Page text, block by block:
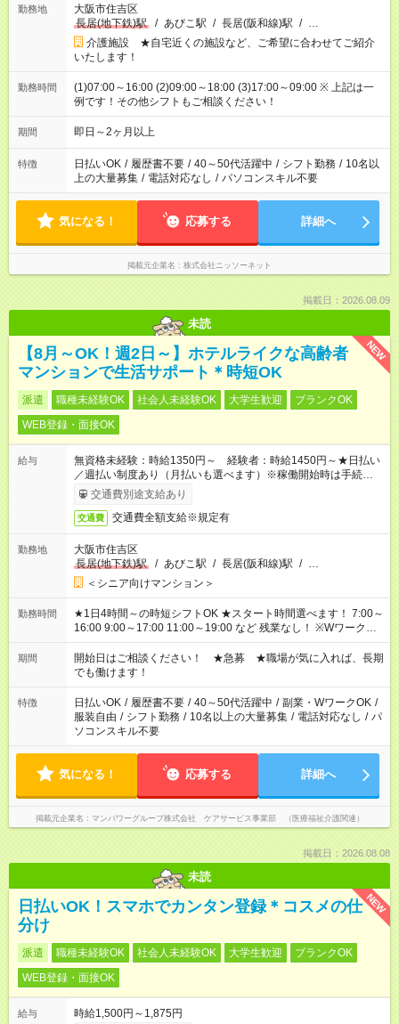
勤務地
大阪市住吉区
長居(地下鉄)駅
/ あびこ駅 / 長居(阪和線)駅 / …
介護施設 ★自宅近くの施設など、ご希望に合わせてご紹介
いたします！
勤務時間
(1)07:00～16:00 (2)09:00～18:00 (3)17:00～09:00 ※ 上記は一
例です！その他シフトもご相談ください！
期間 即日～2ヶ月以上
特徴 日払いOK / 履歴書不要 / 40～50代活躍中 / シフト勤務 / 10名以
上の大量募集 / 電話対応なし / パソコンスキル不要
気になる！ 応募する 詳細へ
掲載元企業名 株式会社ニッソーネット
掲載日：2026.08.09
未読
NEW
【8月～OK！週2日～】ホテルライクな高齢者
マンションで生活サポート＊時短OK
派遣 職種未経験OK 社会人未経験OK 大学生歓迎
ブランクOK
WEB登録・面接OK
給与
無資格未経験：時給1350円～ 経験者：時給1450円～★日払い
／週払い制度あり（月払いも選べます）※稼働開始時は手続き完
了次第のお支払いとなります。
交通費別途支給あり
交通費 交通費全額支給※規定有
勤務地
大阪市住吉区
長居(地下鉄)駅
/ あびこ駅 / 長居(阪和線)駅 / …
＜シニア向けマンション＞
勤務時間
★1日4時間～の時短シフトOK ★スタート時間選べます！ 7:00～
16:00 9:00～17:00 11:00～19:00 など 残業なし！ ※Wワークの
場合、他のお仕事と合わせ週40時間超の就業はご案内できませ
ん ※法令に基づき、週20時間以上勤務は社会保険への加入対象
となります ※労働者派遣法（日雇い派遣の原則禁止）により、
短時間・短期間の就業はご案内が難しい場合があります
期間
開始日はご相談ください！ ★急募 ★職場が気に入れば、長期
でも働けます！
特徴 日払いOK / 履歴書不要 / 40～50代活躍中 / 副業・WワークOK /
服装自由 / シフト勤務 / 10名以上の大量募集 / 電話対応なし / パ
ソコンスキル不要
気になる！ 応募する 詳細へ
掲載元企業名 マンパワーグループ株式会社 ケアサービス事業部 （医療福祉介護関連）
掲載日：2026.08.08
未読
NEW
日払いOK！スマホでカンタン登録＊コスメの仕
分け
派遣 職種未経験OK 社会人未経験OK 大学生歓迎
ブランクOK
WEB登録・面接OK
給与
時給1,500円～1,875円